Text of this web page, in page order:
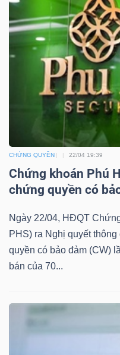
CHỨNG QUYỀN 22/04 19:39
Chứng khoán Phú
chứng quyền có
Ngày 22/04, HĐQT
PHS) ra Nghị quyết
quyền có bảo đảm (CW)
bán của 70...
DÙNG
SÓC
SỨC
KHỎE